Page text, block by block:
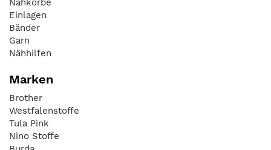
Einlagen
Bänder
Garn
Nähhilfen
Marken
Brother
Westfalenstoffe
Tula Pink
Nino Stoffe